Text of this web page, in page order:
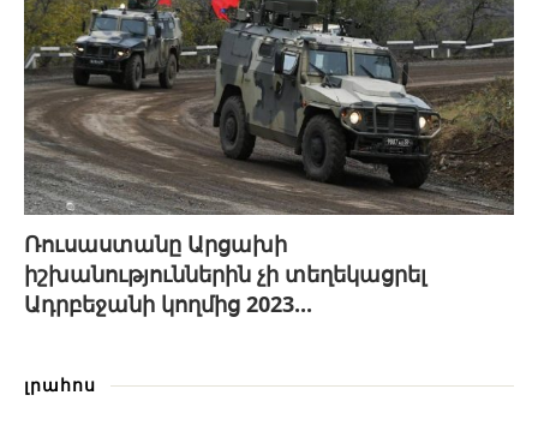
Ռուսաստանը Արցախի
իշխանություններին չի տեղեկացրել
Ադրբեջանի կողմից 2023...
լրահոս